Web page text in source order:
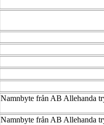
Namnbyte från AB Allehanda
Namnbyte från AB Allehanda